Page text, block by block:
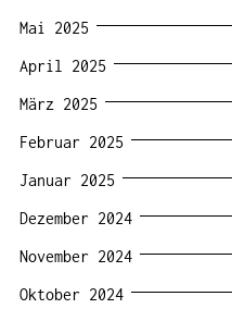
Mai 2025
April 2025
März 2025
Februar 2025
Januar 2025
Dezember 2024
November 2024
Oktober 2024